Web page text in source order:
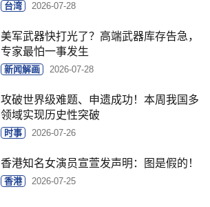
台湾 2026-07-28
美军武器快打光了？高端武器库存告急，
专家最怕一事发生
新闻解画 2026-07-28
攻破世界级难题、申遗成功！本周我国多
领域实现历史性突破
时事 2026-07-26
香港知名女演员宣萱发声明：图是假的！
香港 2026-07-25